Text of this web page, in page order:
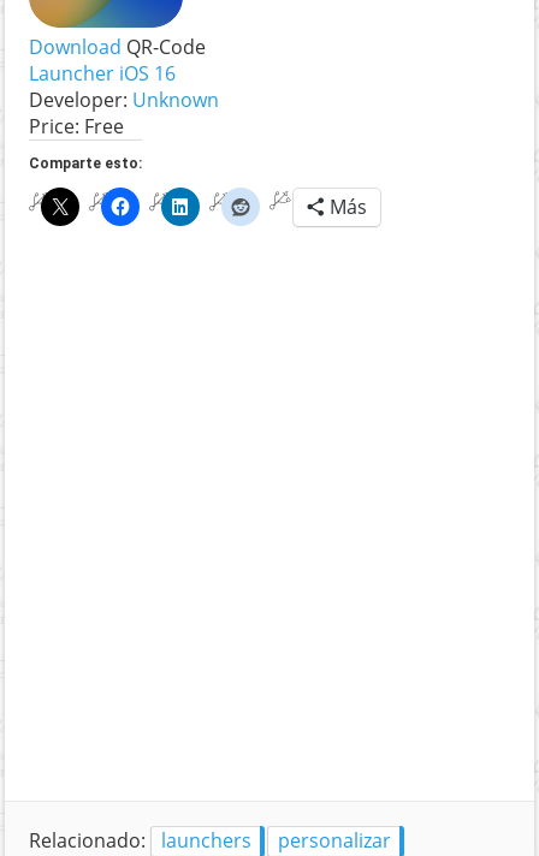
Download QR-Code
Launcher iOS 16
Developer: Unknown
Price: Free
Comparte esto:
Más
Relacionado: launchers
personalizar